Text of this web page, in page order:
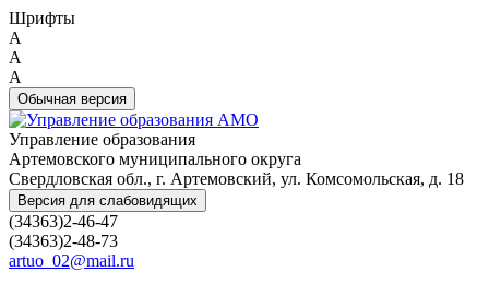
Шрифты
A
A
A
Обычная версия
Управление образования
Артемовского муниципального округа
Свердловская обл., г. Артемовский, ул. Комсомольская, д. 18
Версия для слабовидящих
(34363)2-46-47
(34363)2-48-73
artuo_02@mail.ru